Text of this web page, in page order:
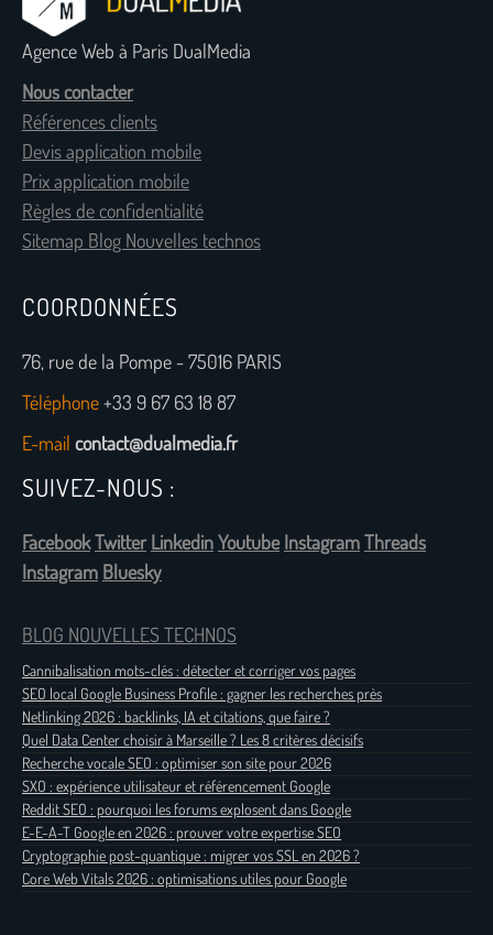
Agence Web à Paris DualMedia
Nous contacter
Références clients
Devis application mobile
Prix application mobile
Règles de confidentialité
Sitemap Blog Nouvelles technos
COORDONNÉES
76, rue de la Pompe - 75016 PARIS
Téléphone+33 9 67 63 18 87
E-mail contact@dualmedia.fr
SUIVEZ-NOUS :
FacebookTwitter LinkedinYoutube InstagramThreads
Instagram Bluesky
BLOG NOUVELLES TECHNOS
Cannibalisation mots-clés : détecter et corriger vos pages
SEO local Google Business Profile : gagner les recherches près
Netlinking 2026 : backlinks, IA et citations, que faire ?
Quel Data Center choisir à Marseille ? Les 8 critères décisifs
Recherche vocale SEO : optimiser son site pour 2026
SXO : expérience utilisateur et référencement Google
Reddit SEO : pourquoi les forums explosent dans Google
E-E-A-T Google en 2026 : prouver votre expertise SEO
Cryptographie post-quantique : migrer vos SSL en 2026 ?
Core Web Vitals 2026 : optimisations utiles pour Google